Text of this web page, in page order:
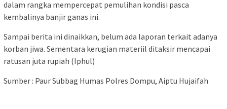
dalam rangka mempercepat pemulihan kondisi pasca
kembalinya banjir ganas ini.
Sampai berita ini dinaikkan, belum ada laporan terkait adanya
korban jiwa. Sementara kerugian materiil ditaksir mencapai
ratusan juta rupiah (Iphul)
Sumber : Paur Subbag Humas Polres Dompu, Aiptu Hujaifah